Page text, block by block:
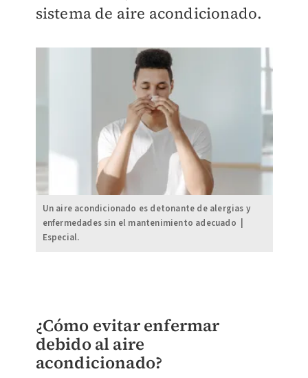
sistema de aire acondicionado.
Un aire acondicionado es detonante de alergias y
enfermedades sin el mantenimiento adecuado |
Especial.
¿Cómo evitar enfermar
debido al aire
acondicionado?